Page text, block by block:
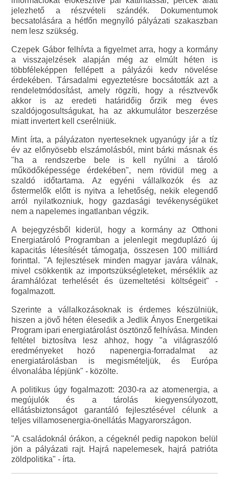
jelezhető a részvételi szándék. Dokumentumok
becsatolására a hétfőn megnyíló pályázati szakaszban
nem lesz szükség.
Czepek Gábor felhívta a figyelmet arra, hogy a kormány
a visszajelzések alapján még az elmúlt héten is
többféleképpen fellépett a pályázói kedv növelése
érdekében. Társadalmi egyeztetésre bocsátották azt a
rendeletmódosítást, amely rögzíti, hogy a résztvevők
akkor is az eredeti határidőig őrzik meg éves
szaldójogosultságukat, ha az akkumulátor beszerzése
miatt invertert kell cserélniük.
Mint írta, a pályázaton nyerteseknek ugyanúgy jár a tíz
év az előnyösebb elszámolásból, mint bárki másnak és
"ha a rendszerbe bele is kell nyúlni a tároló
működőképessége érdekében", nem rövidül meg a
szaldó időtartama. Az egyéni vállalkozók és az
őstermelők előtt is nyitva a lehetőség, nekik elegendő
arról nyilatkozniuk, hogy gazdasági tevékenységüket
nem a napelemes ingatlanban végzik.
A bejegyzésből kiderül, hogy a kormány az Otthoni
Energiatároló Programban a jelenlegit megduplázó új
kapacitás létesítését támogatja, összesen 100 milliárd
forinttal. "A fejlesztések minden magyar javára válnak,
mivel csökkentik az importszükségleteket, mérséklik az
áramhálózat terhelését és üzemeltetési költségeit" -
fogalmazott.
Szerinte a vállalkozásoknak is érdemes készülniük,
hiszen a jövő héten élesedik a Jedlik Ányos Energetikai
Program ipari energiatárolást ösztönző felhívása. Minden
feltétel biztosítva lesz ahhoz, hogy "a világraszóló
eredményeket hozó napenergia-forradalmat az
energiatárolásban is megismételjük, és Európa
élvonalába lépjünk" - közölte.
A politikus úgy fogalmazott: 2030-ra az atomenergia, a
megújulók és a tárolás kiegyensúlyozott,
ellátásbiztonságot garantáló fejlesztésével célunk a
teljes villamosenergia-önellátás Magyarországon.
"A családoknál órákon, a cégeknél pedig napokon belül
jön a pályázati rajt. Hajrá napelemesek, hajrá patrióta
zöldpolitika" - írta.